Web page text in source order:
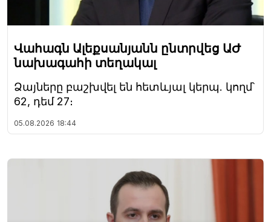
Վահագն Ալեքսանյանն ընտրվեց ԱԺ
նախագահի տեղակալ
Ձայները բաշխվել են հետևյալ կերպ. կողմ՝
62, դեմ 27։
05.08.2026 18:44